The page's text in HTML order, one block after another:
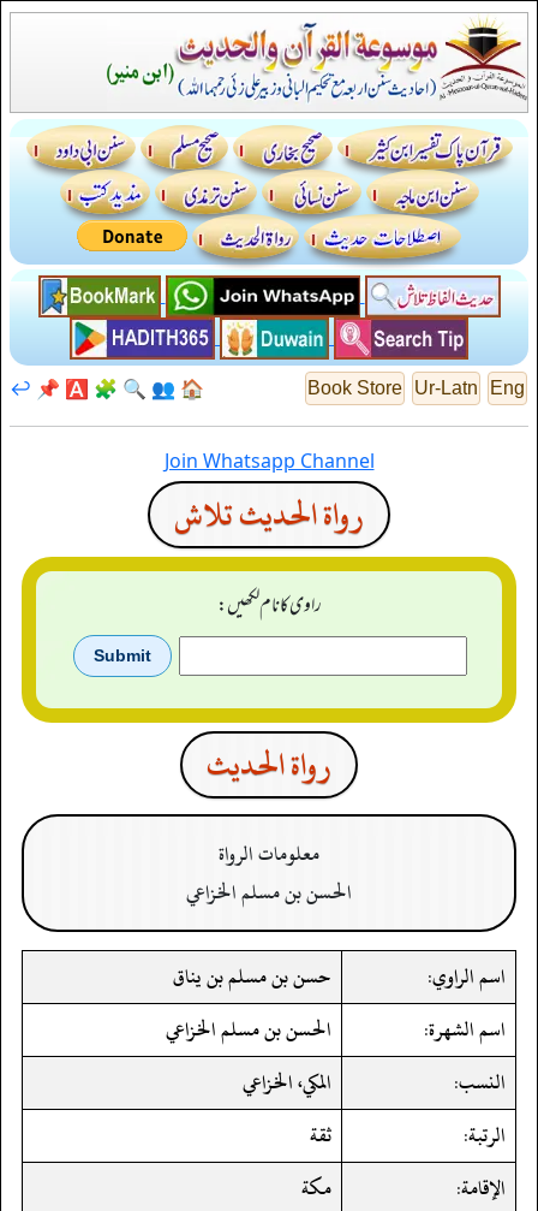
Eng
Ur-Latn
Book Store
🏠
👥
🔍
🧩
🅰️
📌
↩️
Join Whatsapp Channel
رواة الحديث تلاش
راوی کا نام لکھیں:
رواة الحدیث
معلومات الرواة
الحسن بن مسلم الخزاعي
اسم الراوي:
حسن بن مسلم بن يناق
اسم الشهرة:
الحسن بن مسلم الخزاعي
النسب:
المكي، الخزاعي
الرتبة:
ثقة
الإقامة:
مكة